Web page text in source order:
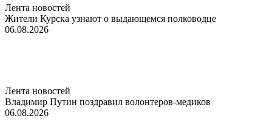
Лента новостей
Жители Курска узнают о выдающемся полководце
06.08.2026
Лента новостей
Владимир Путин поздравил волонтеров-медиков
06.08.2026